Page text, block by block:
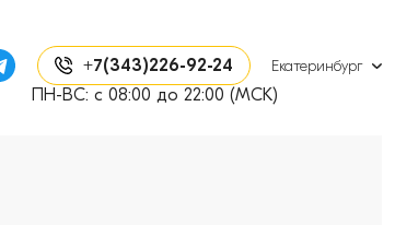
+7(343)226-92-24 Екатеринбург
ПН-ВС: с 08:00 до 22:00 (МСК)